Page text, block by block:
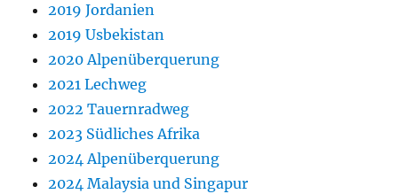
2019 Jordanien
2019 Usbekistan
2020 Alpenüberquerung
2021 Lechweg
2022 Tauernradweg
2023 Südliches Afrika
2024 Alpenüberquerung
2024 Malaysia und Singapur